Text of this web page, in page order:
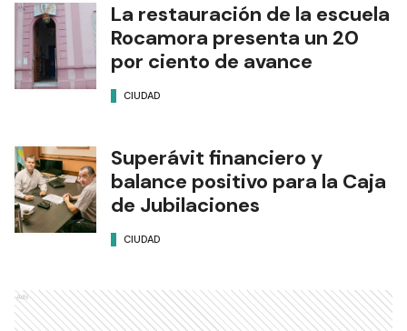
La restauración de la escuela
Rocamora presenta un 20
por ciento de avance
CIUDAD
Superávit financiero y
balance positivo para la Caja
de Jubilaciones
CIUDAD
Ads